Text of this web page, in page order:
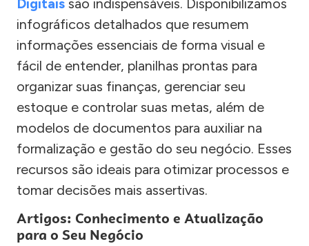
Digitais são indispensáveis. Disponibilizamos
infográficos detalhados que resumem
informações essenciais de forma visual e
fácil de entender, planilhas prontas para
organizar suas finanças, gerenciar seu
estoque e controlar suas metas, além de
modelos de documentos para auxiliar na
formalização e gestão do seu negócio. Esses
recursos são ideais para otimizar processos e
tomar decisões mais assertivas.
Artigos: Conhecimento e Atualização
para o Seu Negócio